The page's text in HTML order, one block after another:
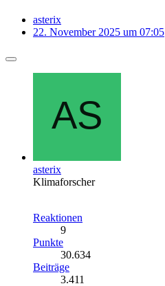
asterix
22. November 2025 um 07:05
asterix
Klimaforscher
Reaktionen
9
Punkte
30.634
Beiträge
3.411